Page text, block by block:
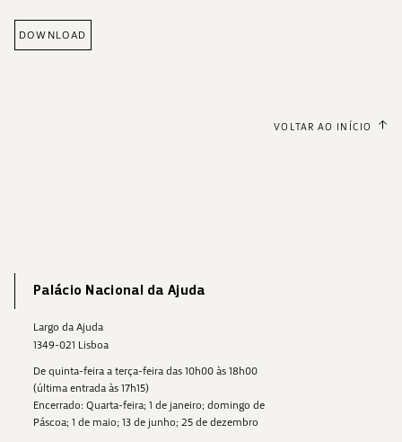
DOWNLOAD
VOLTAR AO INÍCIO
Palácio Nacional da Ajuda
Largo da Ajuda
1349-021 Lisboa
De quinta-feira a terça-feira das 10h00 às 18h00
(última entrada às 17h15)
Encerrado: Quarta-feira; 1 de janeiro; domingo de
Páscoa; 1 de maio; 13 de junho; 25 de dezembro